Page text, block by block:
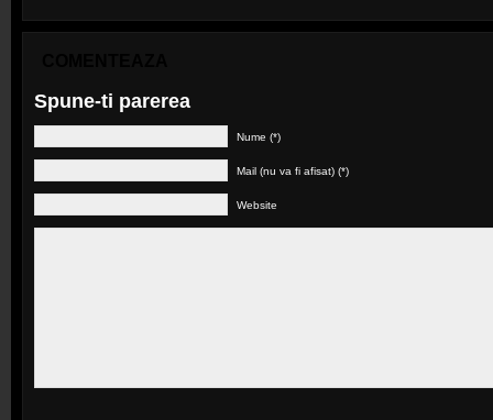
Spune-ti parerea
Nume (*)
Mail (nu va fi afisat) (*)
Website